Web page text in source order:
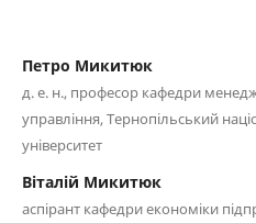
Петро Микитюк
д. е. н., професор кафедри
управління, Тернопільський
університет
Віталій Микитюк
аспірант кафедри економіки